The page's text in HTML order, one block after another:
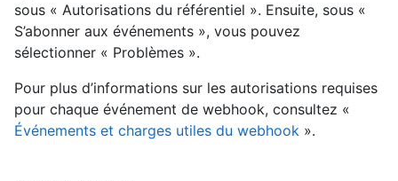
sous « Autorisations du référentiel ». Ensuite, sous «
S’abonner aux événements », vous pouvez
sélectionner « Problèmes ».
Pour plus d’informations sur les autorisations requises
pour chaque événement de webhook, consultez «
Événements et charges utiles du webhook ».